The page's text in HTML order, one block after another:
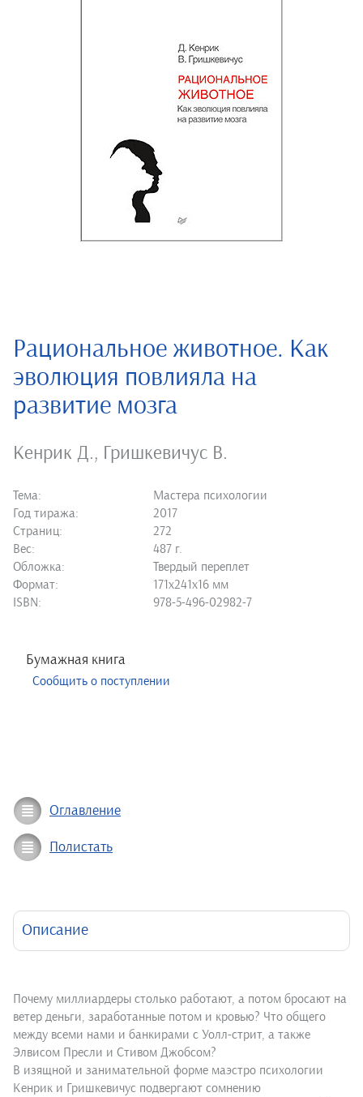
Рациональное животное. Как
эволюция повлияла на
развитие мозга
Кенрик Д., Гришкевичус В.
Тема:
Мастера психологии
Год тиража:
2017
Страниц:
272
Вес:
487 г.
Обложка:
Твердый переплет
Формат:
171х241х16 мм
ISBN:
978-5-496-02982-7
Бумажная книга
Сообщить о поступлении
Оглавление
Полистать
Описание
Почему миллиардеры столько работают, а потом бросают на
ветер деньги, заработанные потом и кровью? Что общего
между всеми нами и банкирами с Уолл-стрит, а также
Элвисом Пресли и Стивом Джобсом?
В изящной и занимательной форме маэстро психологии
Кенрик и Гришкевичус подвергают сомнению